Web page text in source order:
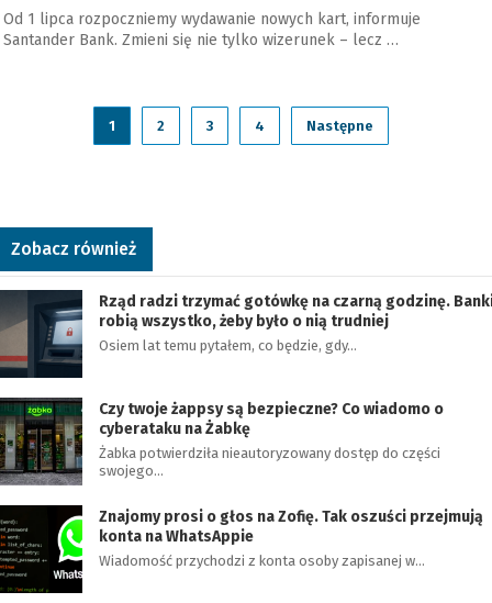
Od 1 lipca rozpoczniemy wydawanie nowych kart, informuje
Santander Bank. Zmieni się nie tylko wizerunek – lecz …
1 2 3 4 Następne
Zobacz również
Rząd radzi trzymać gotówkę na czarną godzinę.
robią wszystko, żeby było o nią trudniej
Osiem lat temu pytałem, co będzie, gdy…
Czy twoje żappsy są bezpieczne? Co wiadomo o
cyberataku na Żabkę
Żabka potwierdziła nieautoryzowany dostęp do części
swojego…
Znajomy prosi o głos na Zofię. Tak oszuści przejmują
konta na WhatsAppie
Wiadomość przychodzi z konta osoby zapisanej w…